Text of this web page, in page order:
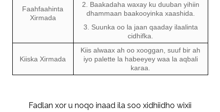
Faahfaahinta
Xirmada
2. Baakadaha waxay ku duuban yihiin
dhammaan baakooyinka xaashida.
3. Suunka oo la jaan qaaday ilaalinta
cidhifka.
Kiiska Xirmada
Kiis alwaax ah oo xooggan, suuf bir ah
iyo palette la habeeyey waa la aqbali
karaa.
Fadlan xor u noqo inaad ila soo xidhiidho wixii